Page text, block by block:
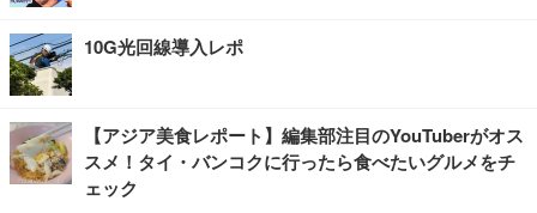
10G光回線導入レポ
【アジア美食レポート】編集部注目のYouTuberがオス
スメ！タイ・バンコクに行ったら食べたいグルメをチ
ェック